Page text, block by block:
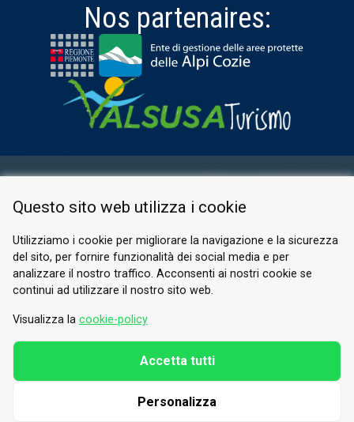
Nos partenaires:
PRIVACY POLICY
© 2026 Valle di Susa
Tesori di Arte e Cultura Alpina
Tel.
E-mail.info@vallesusa-tesori.it
Questo sito web utilizza i cookie
Utilizziamo i cookie per migliorare la navigazione e la sicurezza
del sito, per fornire funzionalità dei social media e per
analizzare il nostro traffico. Acconsenti ai nostri cookie se
continui ad utilizzare il nostro sito web.
Visualizza la cookie-policy
Personalizza
Accetta tutti